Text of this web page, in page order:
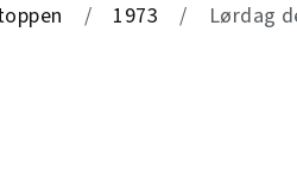
1973 Lørdag